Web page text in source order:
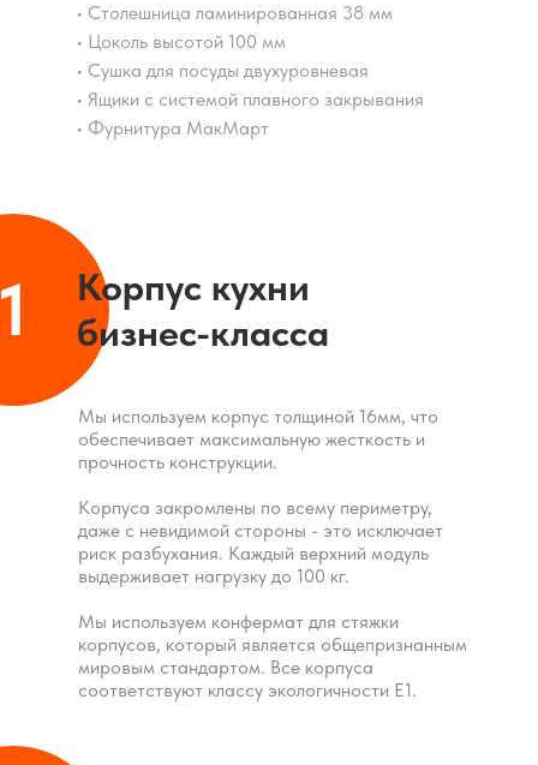
• Столешница ламинированная 38 мм
• Цоколь высотой 100 мм
• Сушка для посуды двухуровневая
• Ящики с системой плавного закрывания
• Фурнитура МакМарт
Мы используем корпус толщиной 16мм, что
обеспечивает максимальную жесткость и
прочность конструкции.
Корпуса закромлены по всему периметру,
даже с невидимой стороны - это исключает
риск разбухания. Каждый верхний модуль
выдерживает нагрузку до 100 кг.
Мы используем конфермат для стяжки
корпусов, который является общепризнанным
мировым стандартом. Все корпуса
соответствуют классу экологичности Е1.
1
Корпус кухни
бизнес-класса